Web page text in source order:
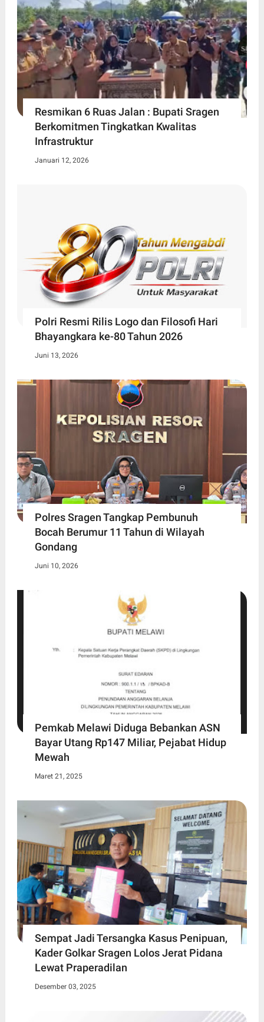
Resmikan 6 Ruas Jalan : Bupati Sragen
Berkomitmen Tingkatkan Kwalitas
Infrastruktur
Januari 12, 2026
Polri Resmi Rilis Logo dan Filosofi Hari
Bhayangkara ke-80 Tahun 2026
Juni 13, 2026
Polres Sragen Tangkap Pembunuh
Bocah Berumur 11 Tahun di Wilayah
Gondang
Juni 10, 2026
Pemkab Melawi Diduga Bebankan ASN
Bayar Utang Rp147 Miliar, Pejabat Hidup
Mewah
Maret 21, 2025
Sempat Jadi Tersangka Kasus Penipuan,
Kader Golkar Sragen Lolos Jerat Pidana
Lewat Praperadilan
Desember 03, 2025